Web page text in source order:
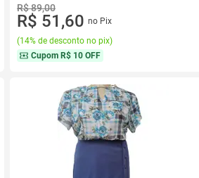
R$ 89,00
R$ 51,60 no Pix
(14% de desconto no pix)
Cupom R$ 10 OFF